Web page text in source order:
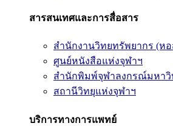
สารสนเทศและการสื่อสาร
สำนักงานวิทยทรัพยากร (ห
ศูนย์หนังสือแห่งจุฬาฯ
สำนักพิมพ์จุฬาลงกรณ์มหาวิ
สถานีวิทยุแห่งจุฬาฯ
บริการทางการแพทย์